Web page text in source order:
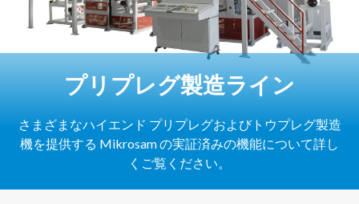
プリプレグ製造ライン
さまざまなハイエンド プリプレグおよびトウプレグ製造
機を提供する Mikrosam の実証済みの機能について詳し
くご覧ください。